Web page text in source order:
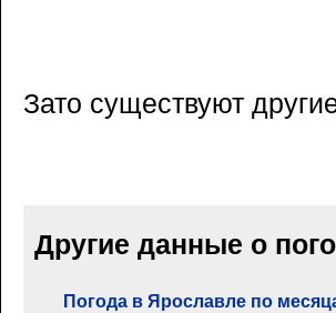
Зато существуют
Другие данные о
Погода в Ярославле по